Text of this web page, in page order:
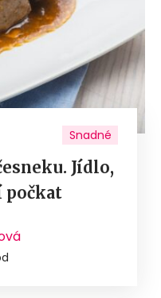
Snadné
Jídlo,
počkat